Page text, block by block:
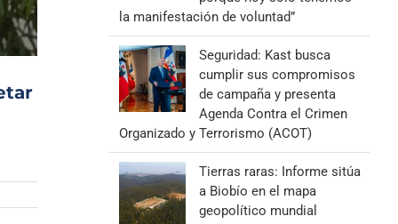
la manifestación de voluntad”
Seguridad: Kast busca
cumplir sus compromisos
de campaña y presenta
Agenda Contra el Crimen
Organizado y Terrorismo (ACOT)
Tierras raras: Informe sitúa
a Biobío en el mapa
geopolítico mundial